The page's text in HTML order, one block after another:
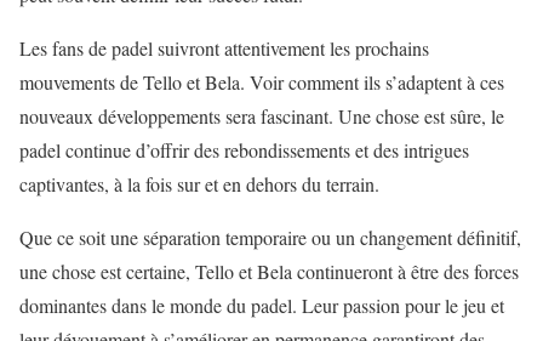
Les fans de padel suivront attentivement les prochains
mouvements de Tello et Bela. Voir comment ils s’adaptent à ces
nouveaux développements sera fascinant. Une chose est sûre, le
padel continue d’offrir des rebondissements et des intrigues
captivantes, à la fois sur et en dehors du terrain.
Que ce soit une séparation temporaire ou un changement définitif,
une chose est certaine, Tello et Bela continueront à être des forces
dominantes dans le monde du padel. Leur passion pour le jeu et